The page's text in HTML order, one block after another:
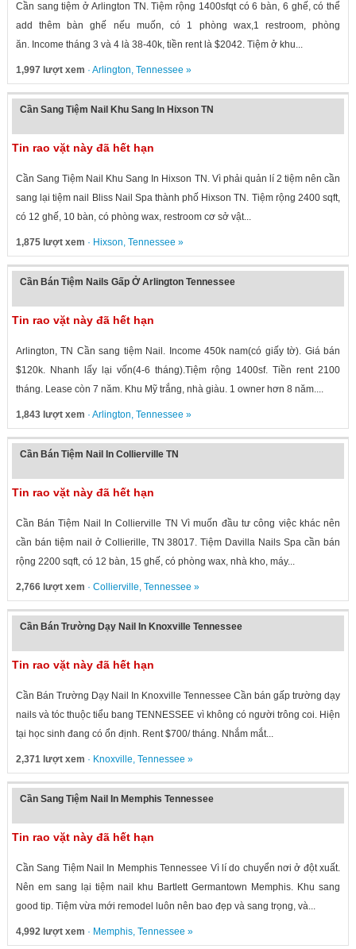
Cần sang tiệm ở Arlington TN. Tiệm rộng 1400sfqt có 6 bàn, 6 ghế, có thể
add thêm bàn ghế nếu muốn, có 1 phòng wax,1 restroom, phòng
ăn. Income tháng 3 và 4 là 38-40k, tiền rent là $2042. Tiệm ở khu...
1,997 lượt xem · Arlington, Tennessee »
Cần Sang Tiệm Nail Khu Sang In Hixson TN
Tin rao vặt này đã hết hạn
Cần Sang Tiệm Nail Khu Sang In Hixson TN. Vì phải quản lí 2 tiệm nên cần
sang lại tiệm nail Bliss Nail Spa thành phố Hixson TN. Tiệm rộng 2400 sqft,
có 12 ghế, 10 bàn, có phòng wax, restroom cơ sở vật...
1,875 lượt xem · Hixson, Tennessee »
Cần Bán Tiệm Nails Gấp Ở Arlington Tennessee
Tin rao vặt này đã hết hạn
Arlington, TN Cần sang tiệm Nail. Income 450k nam(có giấy tờ). Giá bán
$120k. Nhanh lấy lại vốn(4-6 tháng).Tiệm rộng 1400sf. Tiền rent 2100
tháng. Lease còn 7 năm. Khu Mỹ trắng, nhà giàu. 1 owner hơn 8 năm....
1,843 lượt xem · Arlington, Tennessee »
Cần Bán Tiệm Nail In Collierville TN
Tin rao vặt này đã hết hạn
Cần Bán Tiệm Nail In Collierville TN Vì muốn đầu tư công việc khác nên
cần bán tiệm nail ở Collierille, TN 38017. Tiệm Davilla Nails Spa cần bán
rộng 2200 sqft, có 12 bàn, 15 ghế, có phòng wax, nhà kho, máy...
2,766 lượt xem · Collierville, Tennessee »
Cần Bán Trường Dạy Nail In Knoxville Tennessee
Tin rao vặt này đã hết hạn
Cần Bán Trường Dạy Nail In Knoxville Tennessee Cần bán gấp trường dạy
nails và tóc thuộc tiểu bang TENNESSEE vì không có người trông coi. Hiện
tại học sinh đang có ổn định. Rent $700/ tháng. Nhắm mắt...
2,371 lượt xem · Knoxville, Tennessee »
Cần Sang Tiệm Nail In Memphis Tennessee
Tin rao vặt này đã hết hạn
Cần Sang Tiệm Nail In Memphis Tennessee Vì lí do chuyển nơi ở đột xuất.
Nên em sang lại tiệm nail khu Bartlett Germantown Memphis. Khu sang
good tip. Tiệm vừa mới remodel luôn nên bao đẹp và sang trọng, và...
4,992 lượt xem · Memphis, Tennessee »